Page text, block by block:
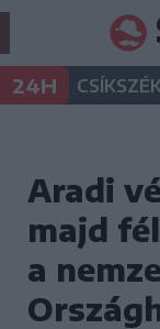
24H
Aradi
majd
a